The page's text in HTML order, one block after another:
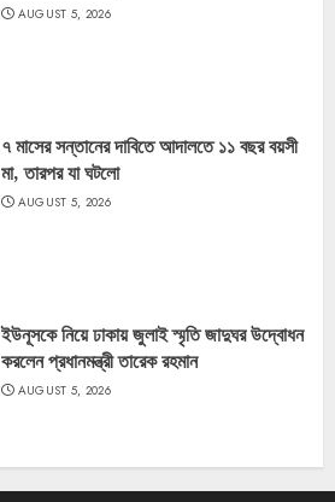
AUGUST 5, 2026
৭ মাসের সন্তানের দাবিতে আদালতে ১১ বছর বয়সী
মা, তারপর যা ঘটলো
AUGUST 5, 2026
ইউনূসকে নিয়ে ঢাকায় জুলাই স্মৃতি জাদুঘর উদ্বোধন
করলেন প্রধানমন্ত্রী তারেক রহমান
AUGUST 5, 2026